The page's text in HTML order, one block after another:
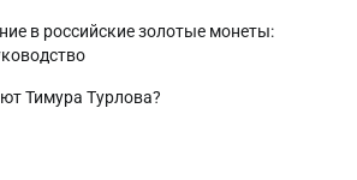
в российские золотые монеты:
Тимура Турлова?